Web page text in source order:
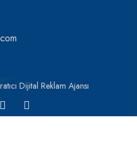
Dijital Reklam Ajansı